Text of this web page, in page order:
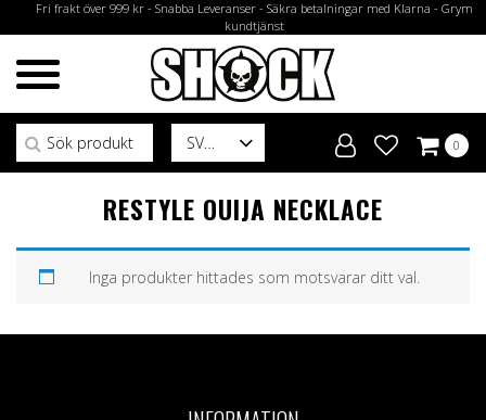
Fri frakt över 999 kr - Snabba Leveranser - Säkra betalningar med Klarna - Grym
kundtjänst
SV
Sök efter:
0
RESTYLE OUIJA NECKLACE
Inga produkter hittades som motsvarar ditt val.